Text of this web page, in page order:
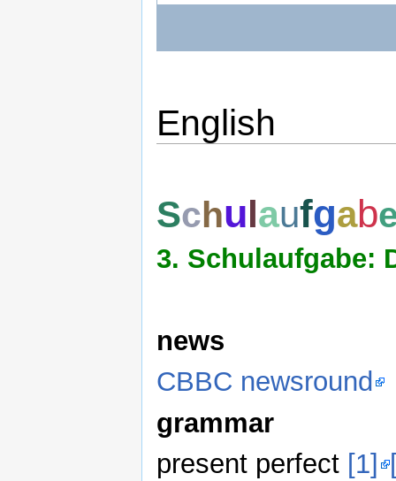
English
Schulaufgab
3. Schulaufgabe:
news
CBBC newsround
grammar
present perfect [1]